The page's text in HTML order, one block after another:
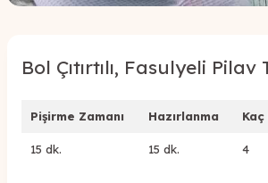
Bol Çıtırtılı, Fasulyeli Pilav
Pişirme Zamanı Hazırlanma
15 dk. 15 dk. 4